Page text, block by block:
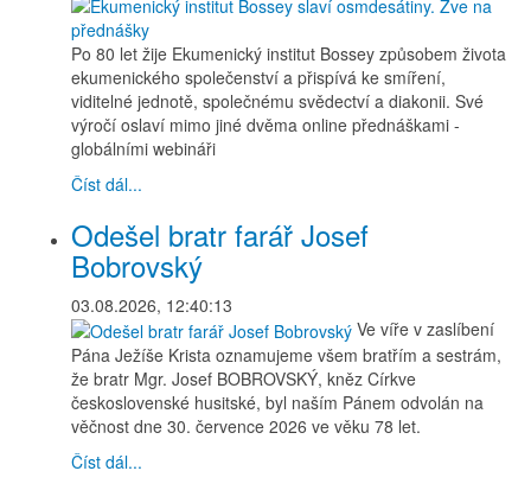
Po 80 let žije Ekumenický institut Bossey způsobem života
ekumenického společenství a přispívá ke smíření,
viditelné jednotě, společnému svědectví a diakonii. Své
výročí oslaví mimo jiné dvěma online přednáškami -
globálními webináři
Číst dál...
Odešel bratr farář Josef
Bobrovský
03.08.2026, 12:40:13
Ve víře v zaslíbení
Pána Ježíše Krista oznamujeme všem bratřím a sestrám,
že bratr Mgr. Josef BOBROVSKÝ, kněz Církve
československé husitské, byl naším Pánem odvolán na
věčnost dne 30. července 2026 ve věku 78 let.
Číst dál...